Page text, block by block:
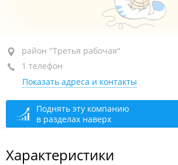
район "Третья рабочая", ул.
3-й этаж, оф. 301
+7 904 628-85-25
сегодня закрыто
район "Третья рабочая"
1 телефон
Показать адреса и контакты
Поднять эту компанию
в разделах наверх
Характеристики